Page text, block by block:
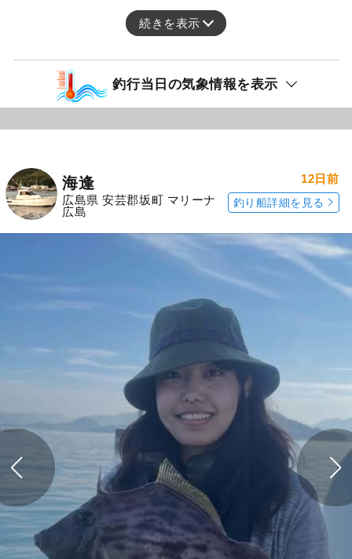
続きを表示
釣行当日の気象情報を表示
海逢
広島県 安芸郡坂町 マリーナ
広島
12日前
釣り船詳細を見る